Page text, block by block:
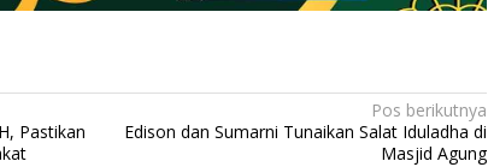
Pastikan
Pos berikutnya
Edison dan Sumarni Tunaikan Salat Iduladha di
Masjid Agung